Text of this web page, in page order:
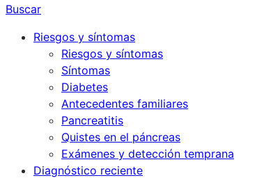
Buscar
Riesgos y síntomas
Riesgos y síntomas
Síntomas
Diabetes
Antecedentes familiares
Pancreatitis
Quistes en el páncreas
Exámenes y detección temprana
Diagnóstico reciente